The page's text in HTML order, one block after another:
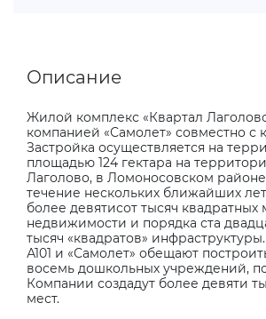
Описание
Жилой комплекс «Квартал
компанией «Самолет» совместно с
Застройка осуществляется на
площадью 124 гектара на
Лаголово, в Ломоносовском
течение нескольких ближайших
более девятисот тысяч
недвижимости и порядка ста
тысяч «квадратов»
А101 и «Самолет» обещают
восемь дошкольных учреждений,
Компании создадут более девяти
мест.